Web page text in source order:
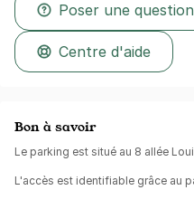
Poser une
Centre d'aide
Bon à savoir
Le parking est situé au 8 allée
L'accès est identifiable grâce au